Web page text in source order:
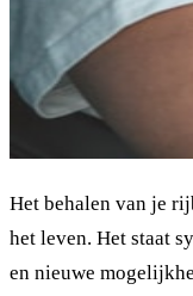
Het behalen van je
het leven. Het staat
en nieuwe